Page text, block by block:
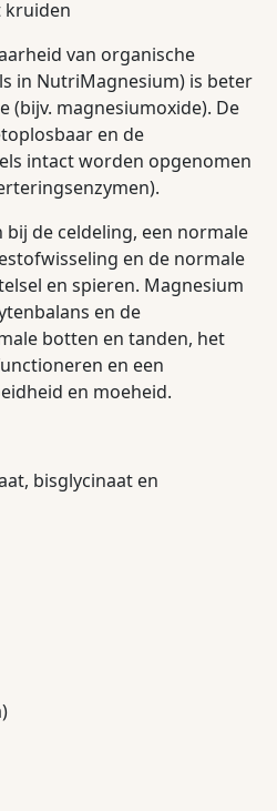
kruiden
van organische
in NutriMagnesium) is beter
(bijv. magnesiumoxide). De
en de
intact worden opgenomen
de celdeling, een normale
en de normale
en spieren. Magnesium
en de
botten en tanden, het
en een
en moeheid.
bisglycinaat en